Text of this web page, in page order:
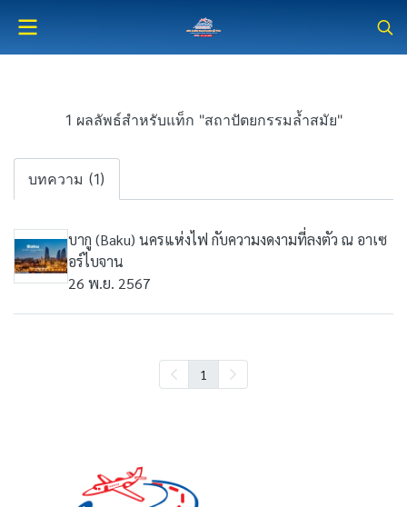
1 ผลลัพธ์สำหรับแท็ก "สถาปัตยกรรมล้ำสมัย"
บทความ (1)
บากู (Baku) นครแห่งไฟ กับความงดงามที่ลงตัว ณ อาเซ
อร์ไบจาน
26 พ.ย. 2567
1